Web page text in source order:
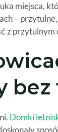
miejsca,
–
z
Domki